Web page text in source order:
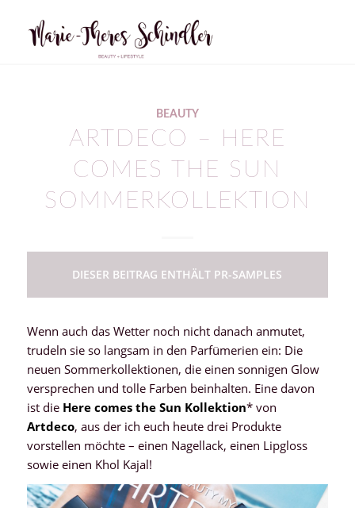
BEAUTY
ARTDECO – HERE
COMES THE SUN
SOMMERKOLLEKTION
DIESER BEITRAG ENTHÄLT PR-SAMPLES
Wenn auch das Wetter noch nicht danach anmutet,
trudeln sie so langsam in den Parfümerien ein: Die
neuen Sommerkollektionen, die einen sonnigen Glow
versprechen und tolle Farben beinhalten. Eine davon
ist die Here comes the Sun Kollektion* von
Artdeco, aus der ich euch heute drei Produkte
vorstellen möchte – einen Nagellack, einen Lipgloss
sowie einen Khol Kajal!